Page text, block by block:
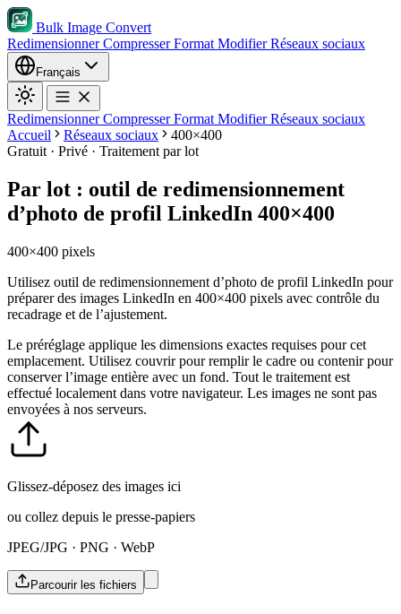
Bulk Image Convert
RedimensionnerCompresserFormat ModifierRéseaux sociaux
Français
RedimensionnerCompresserFormat ModifierRéseaux sociaux
Accueil
Réseaux sociaux
400×400
Gratuit · Privé · Traitement par lot
Par lot : outil de redimensionnement
d’photo de profil LinkedIn 400×400
400×400 pixels
Utilisez outil de redimensionnement d’photo de profil LinkedIn pour
préparer des images LinkedIn en 400×400 pixels avec contrôle du
recadrage et de l’ajustement.
Le préréglage applique les dimensions exactes requises pour cet
emplacement. Utilisez couvrir pour remplir le cadre ou contenir pour
conserver l’image entière avec un fond. Tout le traitement est
effectué localement dans votre navigateur. Les images ne sont pas
envoyées à nos serveurs.
Glissez-déposez des images ici
ou collez depuis le presse-papiers
JPEG/JPG · PNG · WebP
Parcourir les fichiers